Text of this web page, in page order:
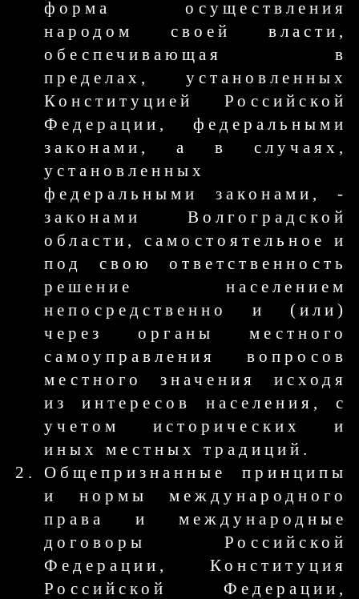
форма осуществления
народом своей власти,
обеспечивающая в
пределах, установленных
Конституцией Российской
Федерации, федеральными
законами, а в случаях,
установленных
федеральными законами, -
законами Волгоградской
области, самостоятельное и
под свою ответственность
решение населением
непосредственно и (или)
через органы местного
самоуправления вопросов
местного значения исходя
из интересов населения, с
учетом исторических и
иных местных традиций.
Общепризнанные принципы
и нормы международного
права и международные
договоры Российской
Федерации, Конституция
Российской Федерации,